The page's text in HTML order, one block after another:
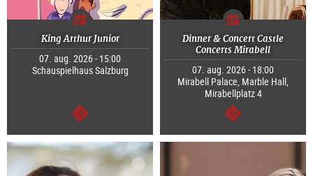
King Arthur Junior
07. aug. 2026 - 15:00
Schauspielhaus Salzburg
Tovább
Dinner & Concert Castle
Concerts Mirabell
07. aug. 2026 - 18:00
Mirabell Palace, Marble Hall,
Mirabellplatz 4
Tovább